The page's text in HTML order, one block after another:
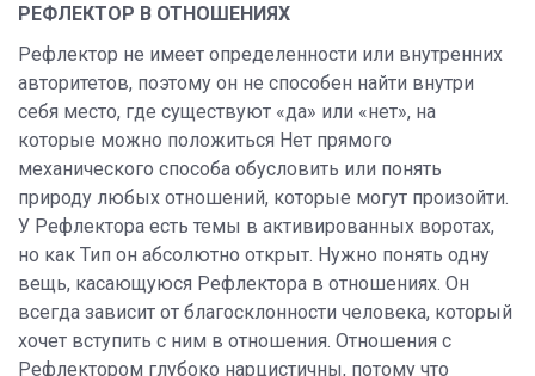
РЕФЛЕКТОР В ОТНОШЕНИЯХ
Рефлектор не имеет определенности или внутренних
авторитетов, поэтому он не способен найти внутри
себя место, где существуют «да» или «нет», на
которые можно положиться Нет прямого
механического способа обусловить или понять
природу любых отношений, которые могут произойти.
У Рефлектора есть темы в активированных воротах,
но как Тип он абсолютно открыт. Нужно понять одну
вещь, касающуюся Рефлектора в отношениях. Он
всегда зависит от благосклонности человека, который
хочет вступить с ним в отношения. Отношения с
Рефлектором глубоко нарцистичны, потому что